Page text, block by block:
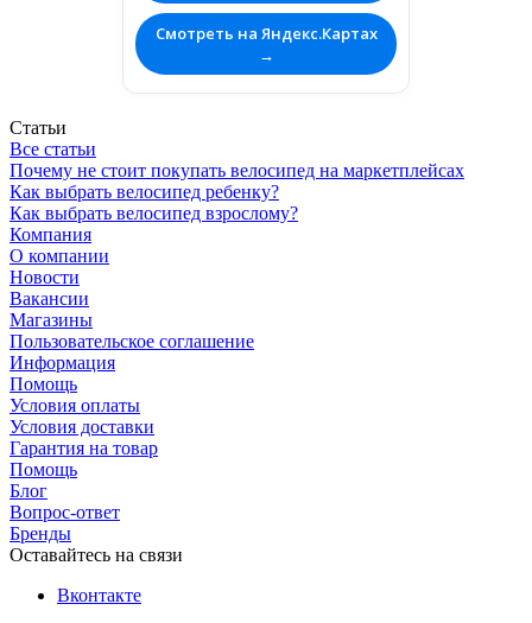
Смотреть на Яндекс.Картах
→
Статьи
Все статьи
Почему не стоит покупать велосипед на маркетплейсах
Как выбрать велосипед ребенку?
Как выбрать велосипед взрослому?
Компания
О компании
Новости
Вакансии
Магазины
Пользовательское соглашение
Информация
Помощь
Условия оплаты
Условия доставки
Гарантия на товар
Помощь
Блог
Вопрос-ответ
Бренды
Оставайтесь на связи
Вконтакте